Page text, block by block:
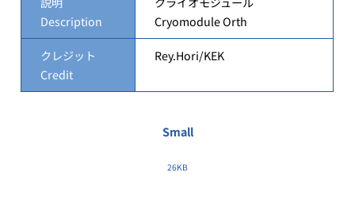
Description
Cryomodule Orth
クレジット
Credit
Rey.Hori/KEK
Small
26KB